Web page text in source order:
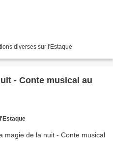
diverses sur l'Estaque
- Conte musical au